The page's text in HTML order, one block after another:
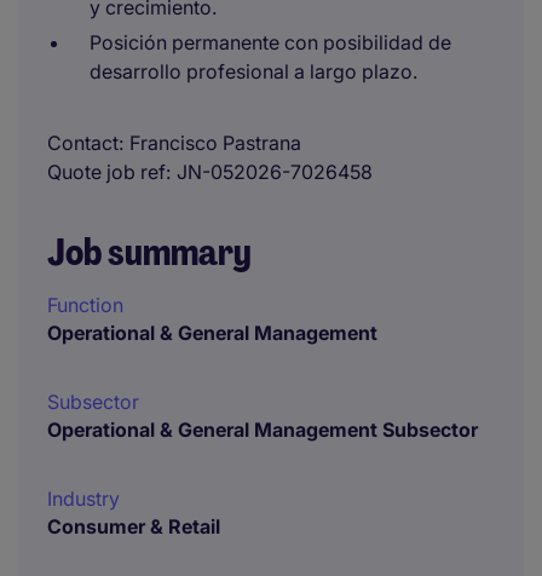
y crecimiento.
Posición permanente con posibilidad de
desarrollo profesional a largo plazo.
Contact Francisco Pastrana
Quote job ref JN-052026-7026458
Job summary
Function
Operational & General Management
Subsector
Operational & General Management Subsector
Industry
Consumer & Retail